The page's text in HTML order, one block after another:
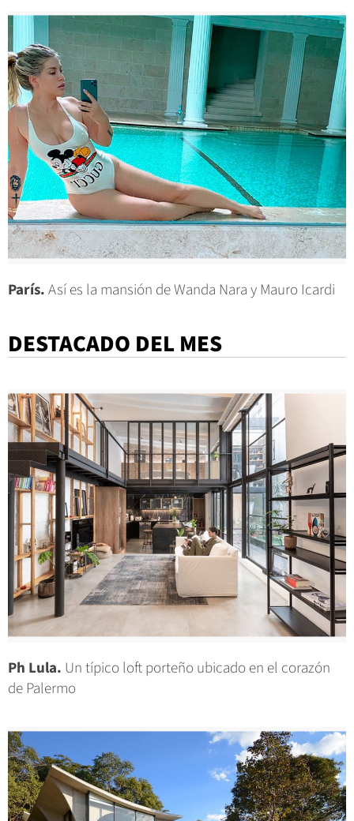
París.Así es la mansión de Wanda Nara y Mauro Icardi
DESTACADO DEL MES
Ph Lula. Un típico loft porteño ubicado en el corazón
de Palermo